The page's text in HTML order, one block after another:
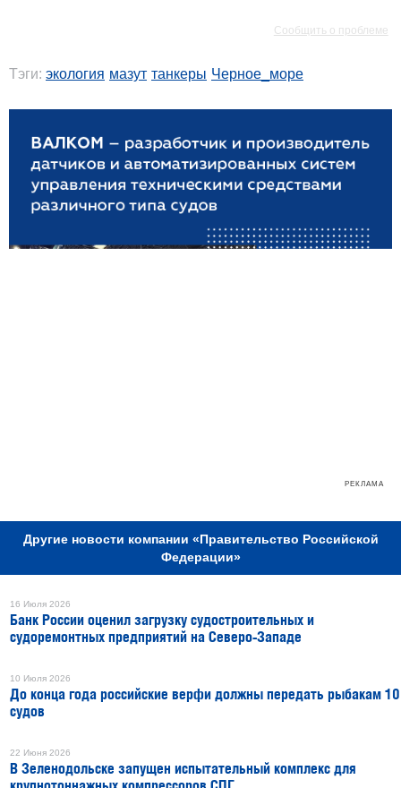
Сообщить о проблеме
Тэги: экология мазут танкеры Черное_море
РЕКЛАМА
Другие новости компании «Правительство Российской
Федерации»
16 Июля 2026
Банк России оценил загрузку судостроительных и
судоремонтных предприятий на Северо-Западе
10 Июля 2026
До конца года российские верфи должны передать рыбакам 10
судов
22 Июня 2026
В Зеленодольске запущен испытательный комплекс для